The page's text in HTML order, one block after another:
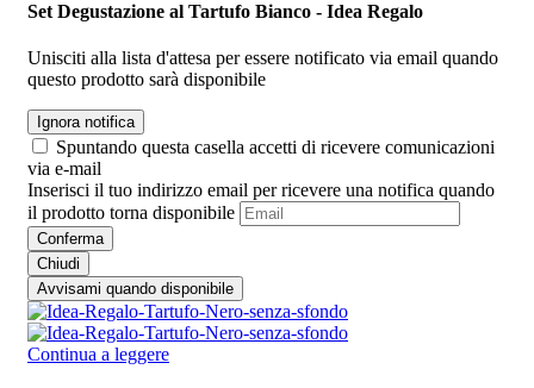
Set Degustazione al Tartufo Bianco - Idea Regalo
Unisciti alla lista d'attesa per essere notificato via email quando
questo prodotto sarà disponibile
Ignora notifica
Spuntando questa casella accetti di ricevere comunicazioni
via e-mail
Inserisci il tuo indirizzo email per ricevere una notifica quando
il prodotto torna disponibile
Conferma
Chiudi
Avvisami quando disponibile
Continua a leggere